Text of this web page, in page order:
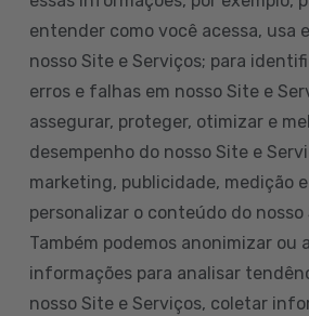
entender como você acessa, usa
nosso Site e Serviços; para
erros e falhas em nosso Site e
assegurar, proteger, otimizar e
desempenho do nosso Site e
marketing, publicidade, medição
personalizar o conteúdo do nosso
Também podemos anonimizar ou
informações para analisar
nosso Site e Serviços, coletar